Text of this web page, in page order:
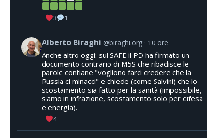
3 1
Alberto Biraghi @biraghi.org 10 ore
Anche altro oggi: sul SAFE il PD ha firmato un
documento contrario di M5S che ribadisce le
parole contiane "vogliono farci credere che la
Russia ci minacci" e chiede (come Salvini) che lo
scostamento sia fatto per la sanità (impossibile,
siamo in infrazione, scostamento solo per difesa
e energia).
4